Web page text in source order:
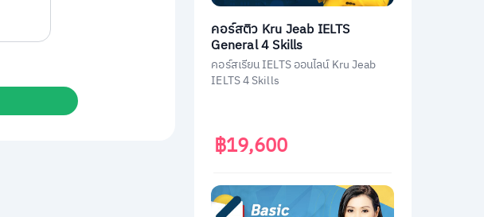
คอร์สติว Kru Jeab IELTS
General 4 Skills
คอร์สเรียน IELTS ออนไลน์ Kru Jeab
IELTS 4 Skills
฿19,600